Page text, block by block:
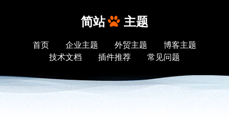
简站 主题
首页 企业主题 外贸主题
博客主题
技术文档
插件推荐 常见问题